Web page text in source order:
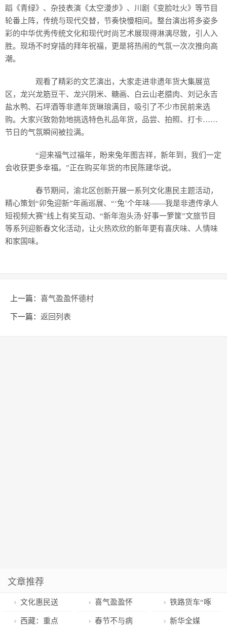
蹈《青绿》、杂技表演《太空漫步》、川剧《变脸吐火》等节目
轮番上阵，传统与现代交替，节奏快慢相间。整台演出将多姿多
彩的中华优秀传统文化和现代时尚艺术展现得淋漓尽致，引人入
胜。现场不时穿插的拜年祝福，更是将热闹的气氛一次次推向高
潮。
观看了精彩的文艺演出，大家走进非遗年货大集展览
区，龙兴龙筋豆干、龙兴阴米、糖画、白云山老腊肉、刘记永吉
盐水鸭、石坪酒等非遗年货琳琅满目，吸引了不少市民前来选
购。大家兴致勃勃地挑选特色礼品年货，品尝、拍照、打卡……
节日的气氛瞬间被拉满。
“迎来福气过福年，盼来兔年图吉祥，新年到，我们一定
会收获更多幸福。”正在购买年货的市民陈建华说。
春节期间，渝北区创新开展一系列文化惠民主题活动，
精心策划“卯兔迎新”年画巡展、“‘兔’个年味——我是非遗传承人
短视频大赛”线上有奖互动、“新年泡头汤·好事一箩筐”文旅节目
等系列迎新春文化活动，让火热欢欣的新年更有喜庆味、人情味
和家国味。
上一篇： 喜气盈盈怀德村
下一篇： 返回列表
文章推荐
文化惠民送
吉祥
喜气盈盈怀
德村
铁路货车“啄
木鸟”
西藏：重点 春节不与病 新华全媒